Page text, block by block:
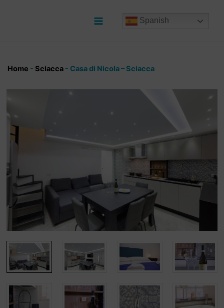
Spanish
Home - Sciacca- Casa di Nicola – Sciacca